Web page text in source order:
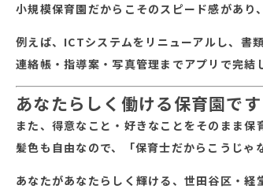
小規模保育園だからこそのスピード感があり
例えば、ICTシステムをリニューアルし、書
連絡帳・指導案・写真管理までアプリで完結
あなたらしく働ける保育園です
また、得意なこと・好きなことをそのまま保
髪色も自由なので、「保育士だからこうじゃ
あなたがあなたらしく輝ける、世田谷区・